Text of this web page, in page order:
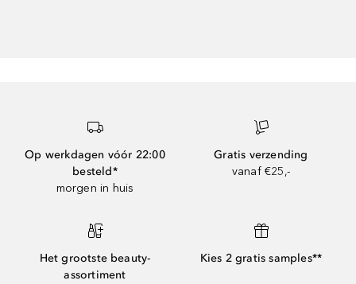
Op werkdagen vóór 22:00
besteld*
morgen in huis
Gratis verzending
vanaf €25,-
Het grootste beauty-
assortiment
Kies 2 gratis samples**